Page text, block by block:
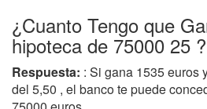
¿Cuanto Tengo que
hipoteca de 75000 25 ?
Respuesta: : Si gana 1535 euros
del 5,50 , el banco te puede